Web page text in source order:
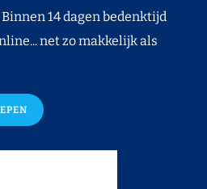
14 dagen bedenktijd
net zo makkelijk als